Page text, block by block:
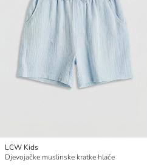
LCW Kids
Djevojačke muslinske kratke hlače